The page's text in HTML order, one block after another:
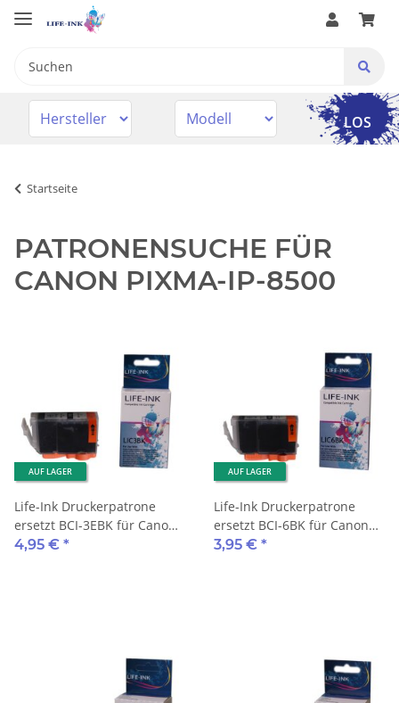
LOS
Startseite
PATRONENSUCHE FÜR
CANON PIXMA-IP-8500
AUF LAGER
Life-Ink Druckerpatrone
ersetzt BCI-3EBK für Canon
Drucker black
4,95 € *
AUF LAGER
Life-Ink Druckerpatrone
ersetzt BCI-6BK für Canon
Drucker black
3,95 € *